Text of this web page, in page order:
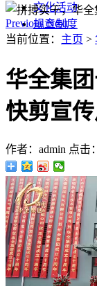
文化活动
规章制度
Previous Next
当前位置： 主页 >
华全集
快剪宣
作者：admin 点击